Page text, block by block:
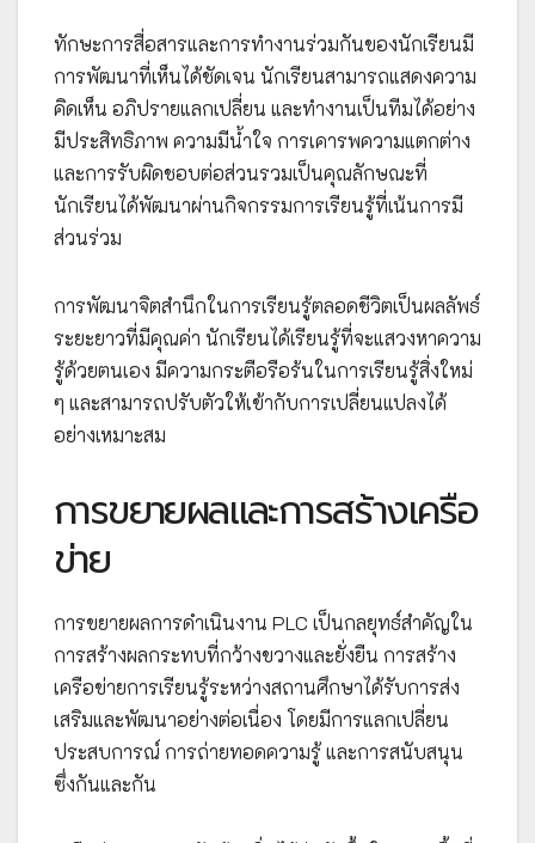
ทักษะการสื่อสารและการทำงานร่วมกันของนักเรียนมี
การพัฒนาที่เห็นได้ชัดเจน นักเรียนสามารถแสดงความ
คิดเห็น อภิปรายแลกเปลี่ยน และทำงานเป็นทีมได้อย่าง
มีประสิทธิภาพ ความมีน้ำใจ การเคารพความแตกต่าง
และการรับผิดชอบต่อส่วนรวมเป็นคุณลักษณะที่
นักเรียนได้พัฒนาผ่านกิจกรรมการเรียนรู้ที่เน้นการมี
ส่วนร่วม
การพัฒนาจิตสำนึกในการเรียนรู้ตลอดชีวิตเป็นผลลัพธ์
ระยะยาวที่มีคุณค่า นักเรียนได้เรียนรู้ที่จะแสวงหาความ
รู้ด้วยตนเอง มีความกระตือรือร้นในการเรียนรู้สิ่งใหม่
ๆ และสามารถปรับตัวให้เข้ากับการเปลี่ยนแปลงได้
อย่างเหมาะสม
การขยายผลและการสร้างเครือ
ข่าย
การขยายผลการดำเนินงาน PLC เป็นกลยุทธ์สำคัญใน
การสร้างผลกระทบที่กว้างขวางและยั่งยืน การสร้าง
เครือข่ายการเรียนรู้ระหว่างสถานศึกษาได้รับการส่ง
เสริมและพัฒนาอย่างต่อเนื่อง โดยมีการแลกเปลี่ยน
ประสบการณ์ การถ่ายทอดความรู้ และการสนับสนุน
ซึ่งกันและกัน